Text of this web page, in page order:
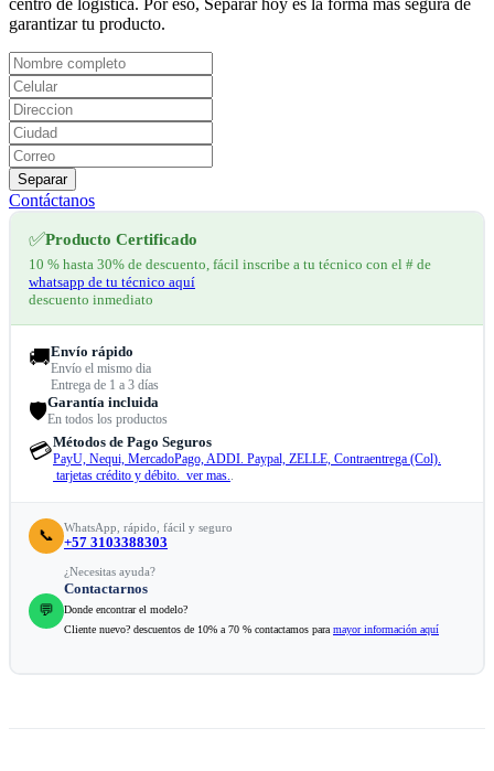
centro de logística. Por eso, Separar hoy es la forma más segura de
garantizar tu producto.
Separar
Contáctanos
✅Producto Certificado
10 % hasta 30% de descuento, fácil inscribe a tu técnico con el # de
whatsapp de tu técnico aquí
descuento inmediato
🚚Envío rápido
Envío el mismo dia
Entrega de 1 a 3 días
🛡️Garantía incluida
En todos los productos
💳Métodos de Pago Seguros
PayU, Nequi, MercadoPago, ADDI. Paypal, ZELLE, Contraentrega (Col).
tarjetas crédito y débito. ver mas..
📞 WhatsApp, rápido, fácil y seguro
+57 3103388303
💬
¿Necesitas ayuda?
Contactarnos
Donde encontrar el modelo?
Cliente nuevo? descuentos de 10% a 70 % contactamos para mayor información aquí